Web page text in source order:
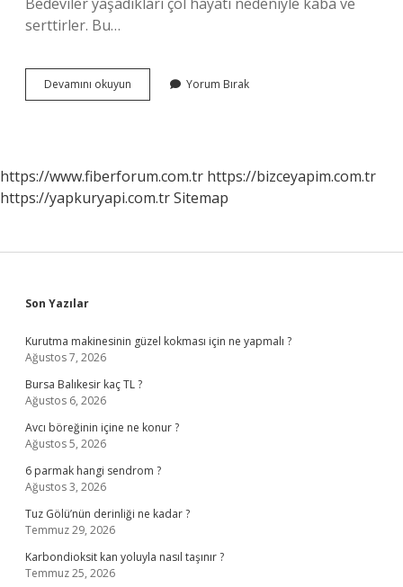
serttirler. Bu…
Devamını okuyun
Göçebe
Yorum Bırak
https://www.fiberforum.com.tr https://bizceyapim.com.tr
https://yapkuryapi.com.trSitemap
Sidebar
Son Yazılar
Kurutma makinesinin güzel kokması için ne yapmalı ?
Ağustos 7, 2026
Bursa Balıkesir kaç TL ?
Ağustos 6, 2026
Avcı böreğinin içine ne konur ?
Ağustos 5, 2026
6 parmak hangi sendrom ?
Ağustos 3, 2026
Tuz Gölü’nün derinliği ne kadar ?
Temmuz 29, 2026
Karbondioksit kan yoluyla nasıl taşınır ?
Temmuz 25, 2026